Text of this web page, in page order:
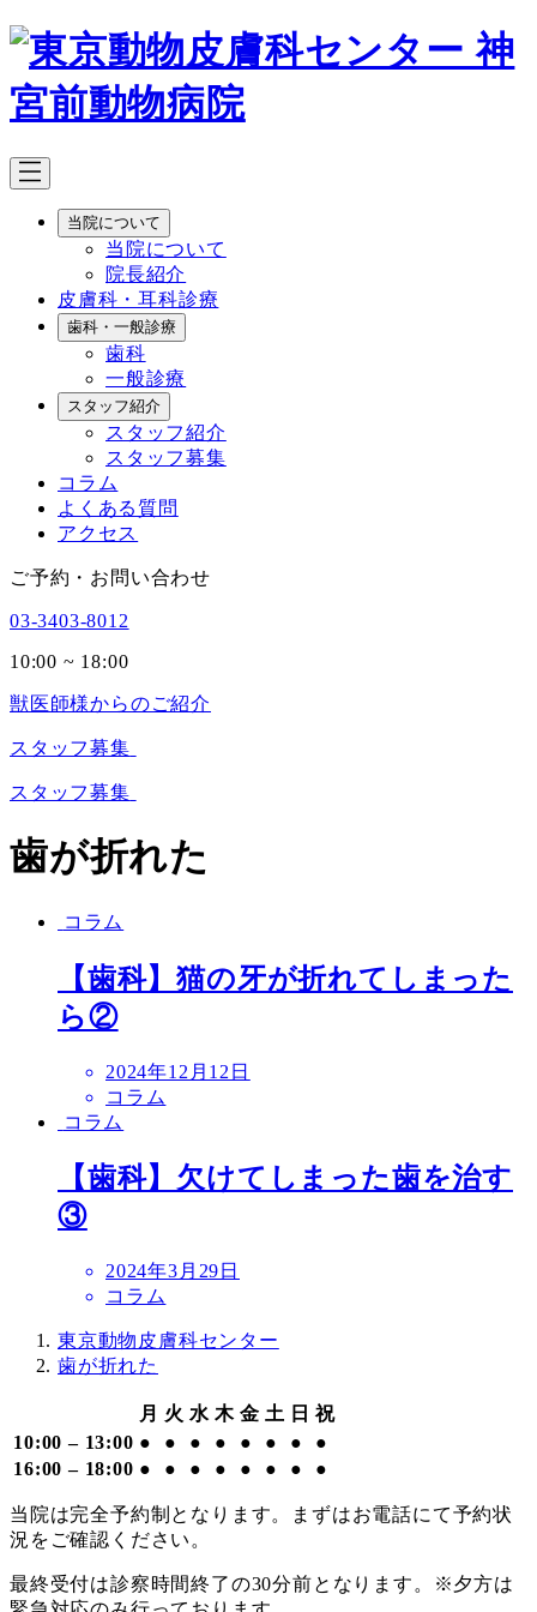
メ
ン
コ
テ
ン
当院について
当院について
院長紹介
皮膚科・耳科診療
歯科・一般診療
歯科
一般診療
スタッフ紹介
スタッフ紹介
スタッフ募集
コラム
よくある質問
アクセス
ご予約・お問い合わせ
03-3403-8012
10:00 ~ 18:00
獣医師様からのご紹介
スタッフ募集
スタッフ募集
歯が折れた
コラム
【歯科】猫の牙が折れてしまった
ら②
投
稿
日
2024年12月12日
コラム
コラム
【歯科】欠けてしまった歯を治す
③
投
稿
2024年3月29日
コラム
東京動物皮膚科センター
歯が折れた
月 火 水 木 金 土 日 祝
10:00 – 13:00 ● ● ● ● ● ● ●
●
16:00 – 18:00 ● ● ● ● ● ● ● ●
当院は完全予約制となります。まずはお電話にて予約状
況をご確認ください。
最終受付は診察時間終了の30分前となります。※夕方は